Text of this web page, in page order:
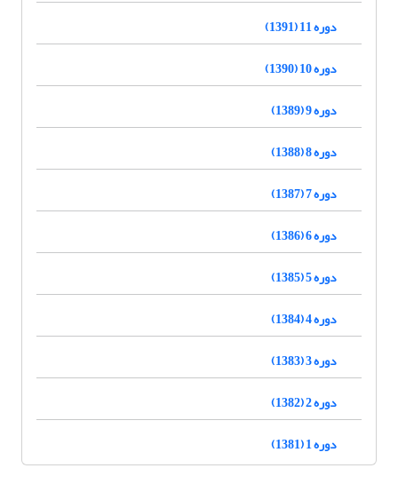
دوره 11 (1391)
دوره 10 (1390)
دوره 9 (1389)
دوره 8 (1388)
دوره 7 (1387)
دوره 6 (1386)
دوره 5 (1385)
دوره 4 (1384)
دوره 3 (1383)
دوره 2 (1382)
دوره 1 (1381)